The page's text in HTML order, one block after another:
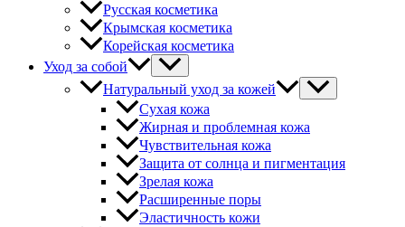
Русская косметика
Крымская косметика
Корейская косметика
Уход за собой
Натуральный уход за кожей
Сухая кожа
Жирная и проблемная кожа
Чувствительная кожа
Защита от солнца и пигментация
Зрелая кожа
Расширенные поры
Эластичность кожи